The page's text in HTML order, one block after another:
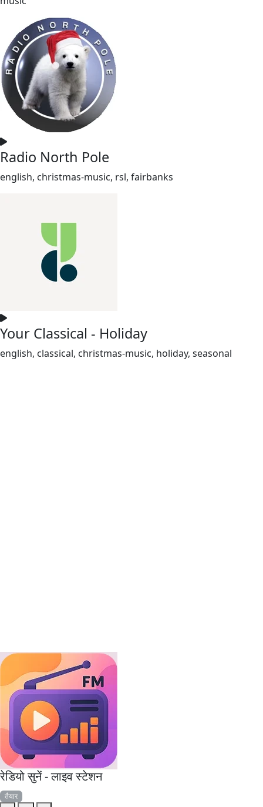
Radio North Pole
english, christmas-music, rsl, fairbanks
Your Classical - Holiday
english, classical, christmas-music, holiday, seasonal
रेडियो सुनें - लाइव स्टेशन
तैयार